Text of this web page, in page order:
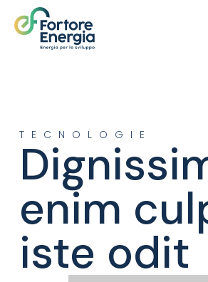
TECNOLOGIE
enim
iste odit